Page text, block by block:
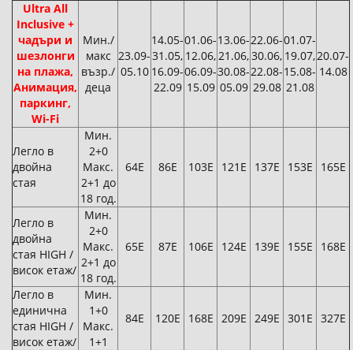
Ultra All
Inclusive +
чадъри и
шезлонги
на плажа,
Анимация,
паркинг,
Wi-Fi
Мин./
макс
възр./
деца
23.09-
05.10
14.05-
31.05,
16.09-
22.09
01.06-
12.06,
06.09-
15.09
13.06-
21.06,
30.08-
05.09
22.06-
30.06,
22.08-
29.08
01.07-
19.07,
15.08-
21.08
20.07-
14.08
Легло в
двойна
стая
Мин.
2+0
Макс.
2+1 до
18 год.
64Е 86Е 103Е 121Е 137Е 153Е 165Е
Легло в
двойна
стая HIGH /
висок етаж/
Мин.
2+0
Макс.
2+1 до
18 год.
65Е 87Е 106Е 124Е 139Е 155Е 168Е
Легло в
единична
стая HIGH /
висок етаж/
Мин.
1+0
Макс.
1+1
84Е 120Е 168Е 209Е 249Е 301Е 327Е